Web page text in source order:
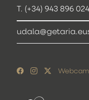
T. (+34) 943 896 024
Webcam